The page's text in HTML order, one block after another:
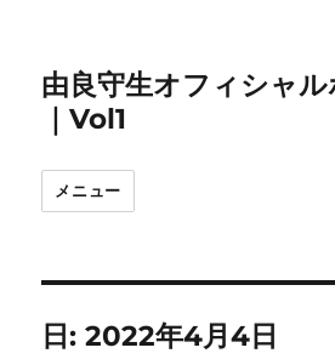
由良守生オフィシャ
｜Vol1
メニュー
日:2022年4月4日